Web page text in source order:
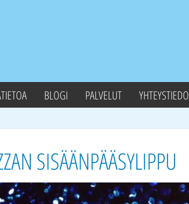
BLOGI PALVELUT
SISÄÄNPÄÄSYLIPPU